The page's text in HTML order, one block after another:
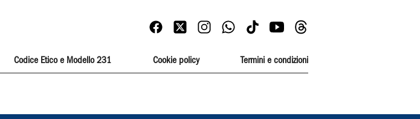
Codice Etico e Modello 231 Cookie policy Termini e condizioni